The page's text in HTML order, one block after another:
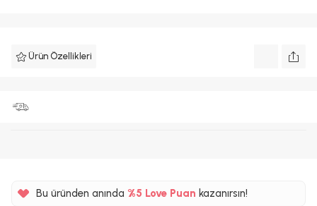
Ürün Özellikleri
Bu üründen anında %5 Love Puan kazanırsın!